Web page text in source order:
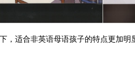
，适合非英语母语孩子的特点更加明